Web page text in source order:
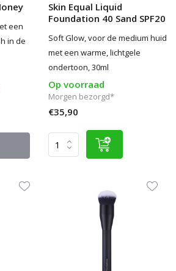
een
in de
Skin Equal Liquid
Foundation 40 Sand SPF20
Soft Glow, voor de medium huid
met een warme, lichtgele
ondertoon, 30ml
Op voorraad
Morgen bezorgd*
€35,90